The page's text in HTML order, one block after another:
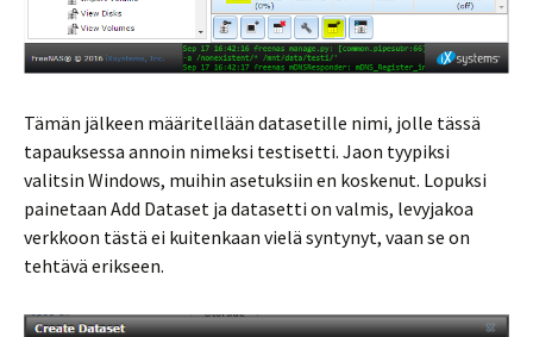
Tämän jälkeen määritellään datasetille nimi, jolle tässä
tapauksessa annoin nimeksi testisetti. Jaon tyypiksi
valitsin Windows, muihin asetuksiin en koskenut. Lopuksi
painetaan Add Dataset ja datasetti on valmis, levyjakoa
verkkoon tästä ei kuitenkaan vielä syntynyt, vaan se on
tehtävä erikseen.